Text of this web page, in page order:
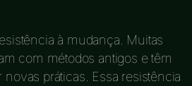
à mudança. Muitas
com métodos antigos e têm
novas práticas. Essa resistência